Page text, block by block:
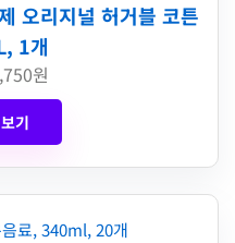
오리지널 허거블 코튼
1개
원
기